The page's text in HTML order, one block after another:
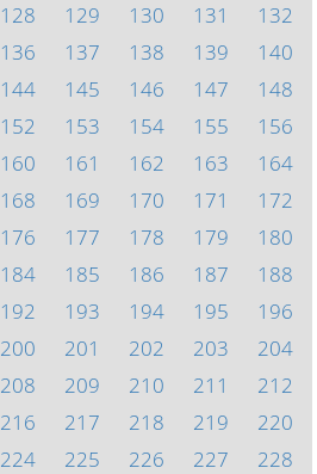
128 129 130 131
132
136 137 138 139
140
144 145 146 147
148
152 153 154 155
156
160 161 162 163
164
168 169 170 171
172
176 177 178 179
180
184 185 186 187
188
192 193 194 195
196
200 201 202 203
204
208 209 210 211
212
216 217 218 219
220
224 225 226 227
228